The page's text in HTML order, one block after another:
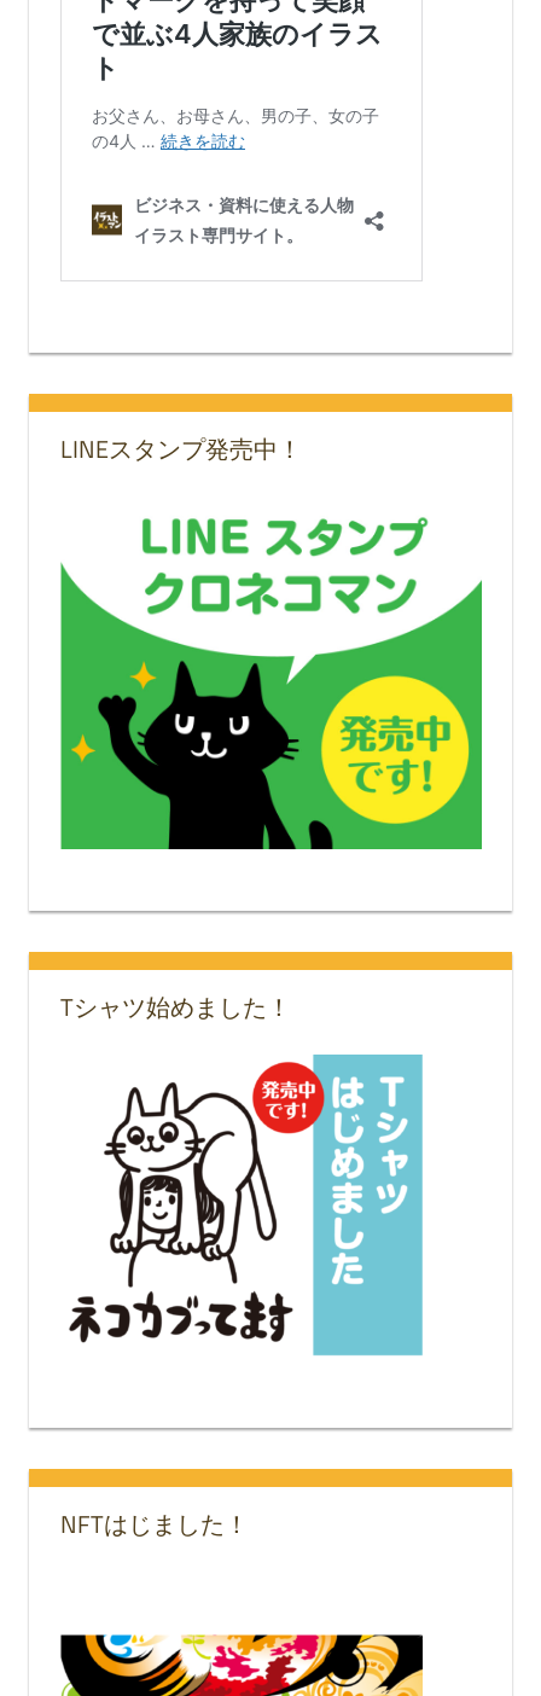
LINEスタンプ発売中！
Tシャツ始めました！
NFTはじました！